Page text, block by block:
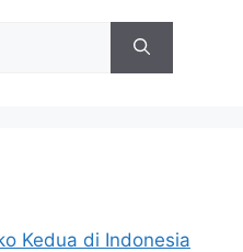
Kedua di Indonesia